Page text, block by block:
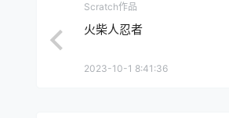
Scratch作品
火柴人忍者
2023-10-1 8:41:36